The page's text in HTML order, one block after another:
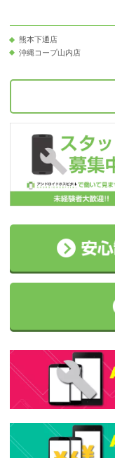
熊本下通店
沖縄コープ山内店